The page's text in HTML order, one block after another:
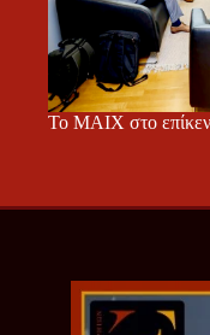
Το ΜΑΙΧ στο